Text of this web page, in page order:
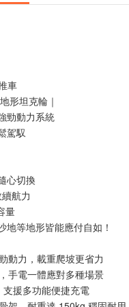
車
形坦克輪｜
勁動力系統
駕馭
心切換
航力
量
等地形皆能應付自如！
動力，載重爬坡更省力
手電一體應對多種場景
援多功能便捷充電